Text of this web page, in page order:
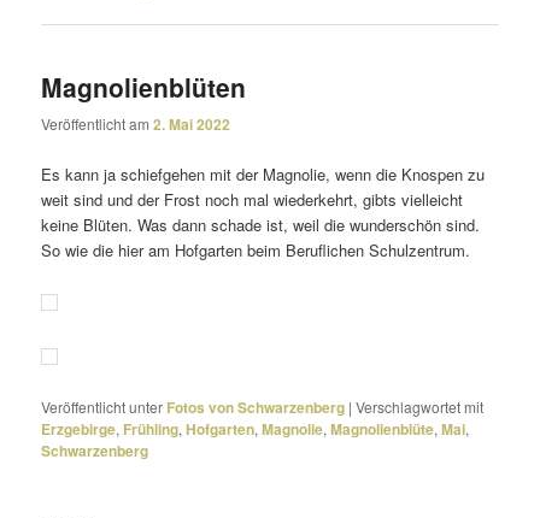
Magnolienblüten
Veröffentlicht am2. Mai 2022
Es kann ja schief­gehen mit der Magnolie, wenn die Knospen zu
weit sind und der Frost noch mal wieder­kehrt, gibts viel­leicht
keine Blüten. Was dann schade ist, weil die wunder­schön sind.
So wie die hier am Hofgarten beim Beruflichen Schulzentrum.
Veröffentlicht unter Fotos von Schwarzenberg |Verschlagwortet mit
Erzgebirge, Frühling,Hofgarten,Magnolie,Magnolienblüte,Mai,
Schwarzenberg